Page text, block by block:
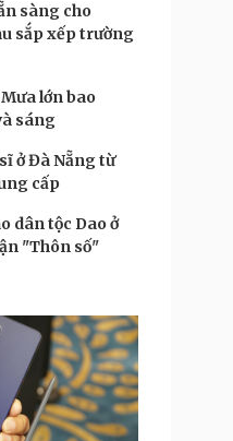
sàng cho
sắp xếp trường
lớn bao
sáng
ở Đà Nẵng từ
cấp
dân tộc Dao ở
"Thôn số"